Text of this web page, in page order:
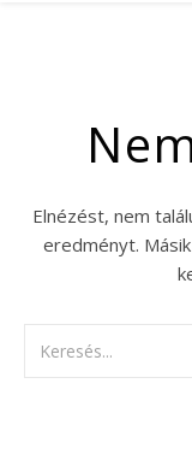
Elnézést, nem
eredményt.